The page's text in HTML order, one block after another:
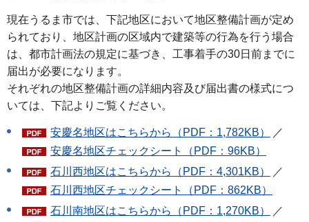
現在うるま市では、下記地区において地区整備計画が定め
られており、地区計画の区域内で建築等の行為を行う場合
は、都市計画法の規定に基づき、工事着手の30日前までに
届出が必要になります。
それぞれの地区整備計画の詳細内容及び届出書の様式につ
いては、下記よりご覧ください。
安慶名地区はこちらから（PDF：1,782KB）
／
安慶名地区チェックシート（PDF：96KB）
石川西地区はこちらから（PDF：4,301KB）
／
石川西地区チェックシート（PDF：862KB）
石川南地区はこちらから（PDF：1,270KB）
／